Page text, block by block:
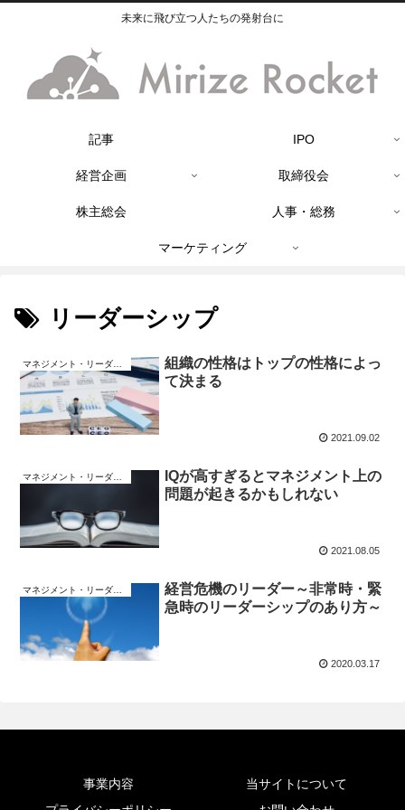
未来に飛び立つ人たちの発射台に
記事 IPO
経営企画 取締役会
株主総会 人事・総務
マーケティング
リーダーシップ
組織の性格はトップの性格によっ
て決まる
2021.09.02
IQが高すぎるとマネジメント上の
問題が起きるかもしれない
2021.08.05
経営危機のリーダー～非常時・緊
急時のリーダーシップのあり方～
2020.03.17
事業内容
当サイトについて